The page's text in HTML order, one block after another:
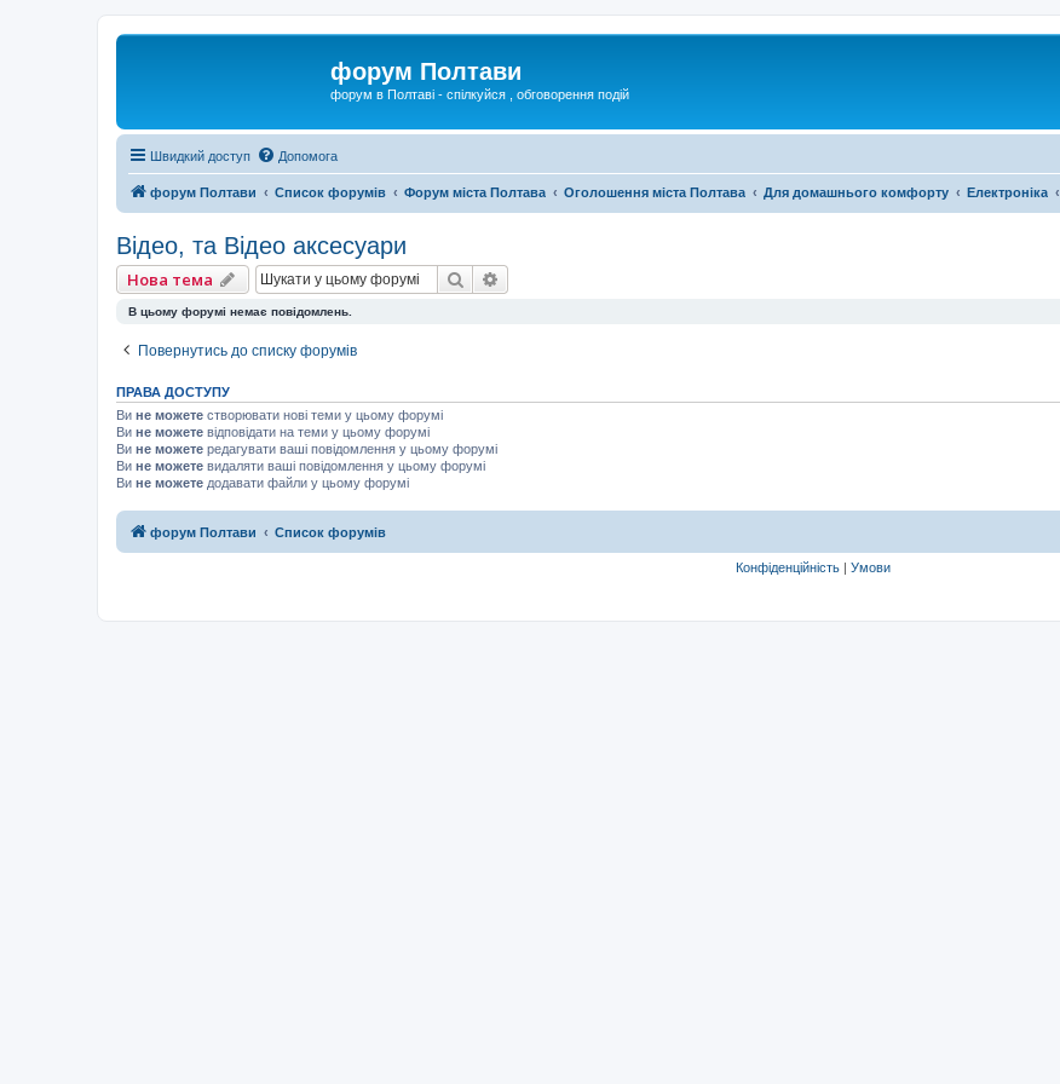
форум Полтави
форум в Полтаві - спілкуйся , обговорення подій
Швидкий доступ Допомога
форум Полтави Список форумів Форум міста Полтава Оголошення міста Полтава Для домашнього комфорту Електроніка
Відео, та Відео аксесуари
Нова тема Пошук
В цьому форумі немає повідомлень.
Повернутись до списку форумів
ПРАВА ДОСТУПУ
Ви не можете створювати нові теми у цьому форумі
Ви не можете відповідати на теми у цьому форумі
Ви не можете редагувати ваші повідомлення у цьому форумі
Ви не можете видаляти ваші повідомлення у цьому форумі
Ви не можете додавати файли у цьому форумі
форум Полтави Список форумів
Конфіденційність | Умови